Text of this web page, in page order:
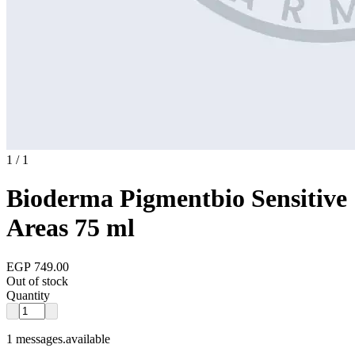
1 / 1
Bioderma Pigmentbio Sensitive
Areas 75 ml
EGP 749.00
Out of stock
Quantity
1 messages.available